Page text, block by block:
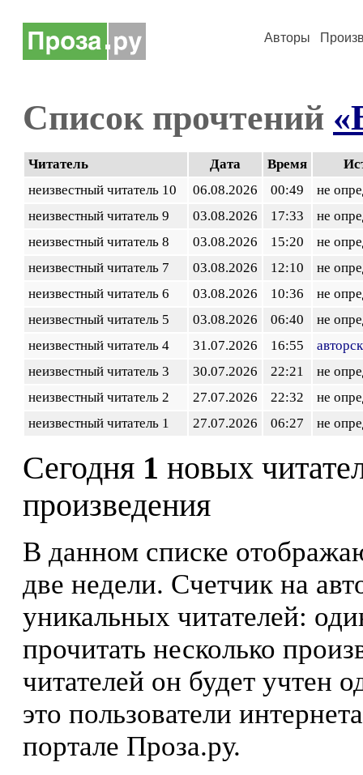
Авторы
Список прочтений
Читатель Дата Время
неизвестный читатель 10
06.08.2026 00:49
не
неизвестный читатель 9
03.08.2026 17:33
не
неизвестный читатель 8
03.08.2026 15:20
не
неизвестный читатель 7
03.08.2026 12:10
не
неизвестный читатель 6
03.08.2026 10:36
не
неизвестный читатель 5
03.08.2026 06:40
не
неизвестный читатель 4
31.07.2026 16:55
неизвестный читатель 3
30.07.2026 22:21
не
неизвестный читатель 2
27.07.2026 22:32
не
неизвестный читатель 1
27.07.2026 06:27 не
Сегодня 1 новых
произведения
В данном списке
две недели. Счетчик на
уникальных читателей:
прочитать несколько
читателей он будет учтен
это пользователи
портале Проза.ру.